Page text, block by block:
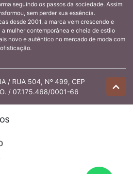
seguindo os passos da sociedade. Assim
sem perder sua essência.
desde 2001, a marca vem crescendo e
mulher contemporânea e cheia de estilo
novo e autêntico no mercado de moda com
/ RUA 504, Nº 499, CEP
/ 07.175.468/0001-66